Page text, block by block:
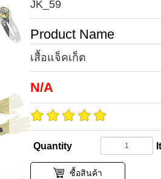
JK_59
Product Name
เสื้อแจ็คเก็ต
N/A
Quantity
ซื้อสินค้า